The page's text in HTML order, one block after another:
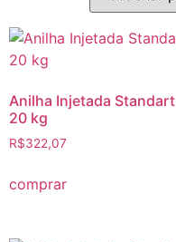
Anilha Injetada Standart
20 kg
R$322,07
comprar